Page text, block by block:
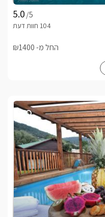
/5
החל מ- ₪1400